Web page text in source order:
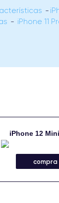
-
- iPhone 11
iPhone 12
compra